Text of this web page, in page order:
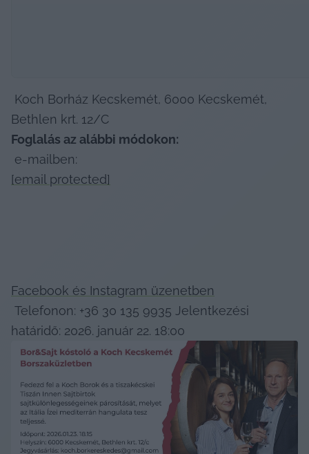
Bethlen krt. 12/C
Foglalás az alábbi módokon:
e-mailben:
[email protected]
Facebook és Instagram üzenetben
határidő: 2026. január 22. 18:00